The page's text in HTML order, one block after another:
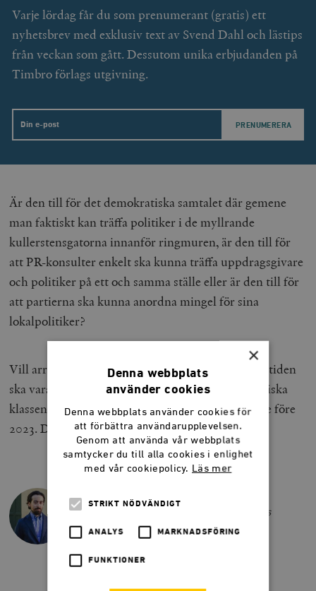
Varje lördag får du som prenumerant (gratis) ett
nyhetsbrev med exklusiv text av Svend Dahl och lästips
från veckan som gått. Dessutom unika erbjudanden på
Timbro förlags utgivning.
Email
Är den till för det demokratiska samtalet där gemene
man faktiskt kan träffa politiker i de myllrande
kullerstensgatorna innanför ringmuren, är den till för
att PR-konsulter enkelt ska kunna träffa uppdragsgivare
och politiker på ett och samma ställe eller är den till för
att partierna ska kunna anordna mingel för sina
lokalpolitiker?
Vill arrangörerna att Almedalsveckan även i framtiden
ska vara något mer än en mötesplats för den politiska
klassen så återgår man till den ordning som gällde före
2023. Det demokratiska samtalet förtjänar det.
BEAN KHALIL
Bean Khalil är ledarskribent på Smedjans
sommarredaktion 2025.
×
Denna webbplats
använder cookies
Denna webbplats använder cookies för
att förbättra användarupplevelsen.
Genom att använda vår webbplats
samtycker du till alla cookies i enlighet
med vår cookiepolicy. Läs mer
STRIKT NÖDVÄNDIGT
ANALYS MARKNADSFÖRING
FUNKTIONER